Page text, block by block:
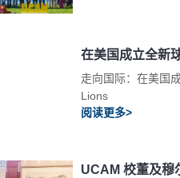
在美国成立全新
走向国际：在美国
Lions
阅读更多>
UCAM 校董及穆